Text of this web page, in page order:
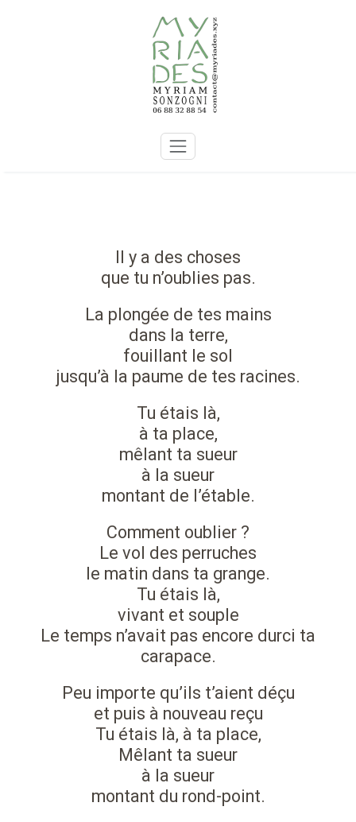
Il y a des choses
que tu n’oublies pas.
La plongée de tes mains
dans la terre,
fouillant le sol
jusqu’à la paume de tes racines.
Tu étais là,
à ta place,
mêlant ta sueur
à la sueur
montant de l’étable.
Comment oublier ?
Le vol des perruches
le matin dans ta grange.
Tu étais là,
vivant et souple
Le temps n’avait pas encore durci ta
carapace.
Peu importe qu’ils t’aient déçu
et puis à nouveau reçu
Tu étais là, à ta place,
Mêlant ta sueur
à la sueur
montant du rond-point.